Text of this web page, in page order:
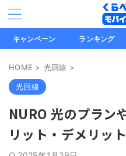
キャンペーン ランキング
HOME > 光回線 >
光回線
NURO 光のプラン
リット・デメリッ